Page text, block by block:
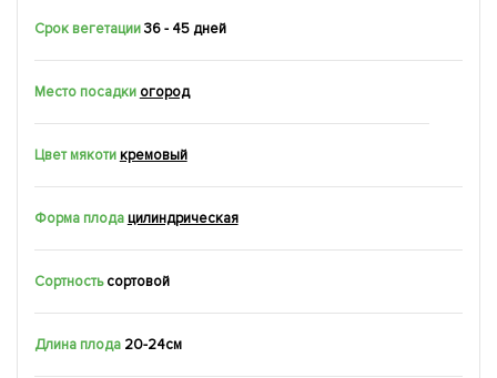
Срок вегетации 36 - 45 дней
Место посадки огород
Цвет мякотикремовый
Форма плодацилиндрическая
Сортность сортовой
Длина плода 20-24см